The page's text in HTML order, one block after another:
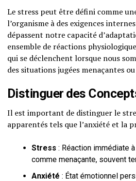
Le stress peut être défini comme
l’organisme à des exigences
dépassent notre capacité
ensemble de réactions
qui se déclenchent lorsque nous
des situations jugées menaçantes
Distinguer des
Il est important de distinguer le
apparentés tels que l’anxiété et la
Stress : Réaction immédiate
comme menaçante, souvent
Anxiété : État émotionnel